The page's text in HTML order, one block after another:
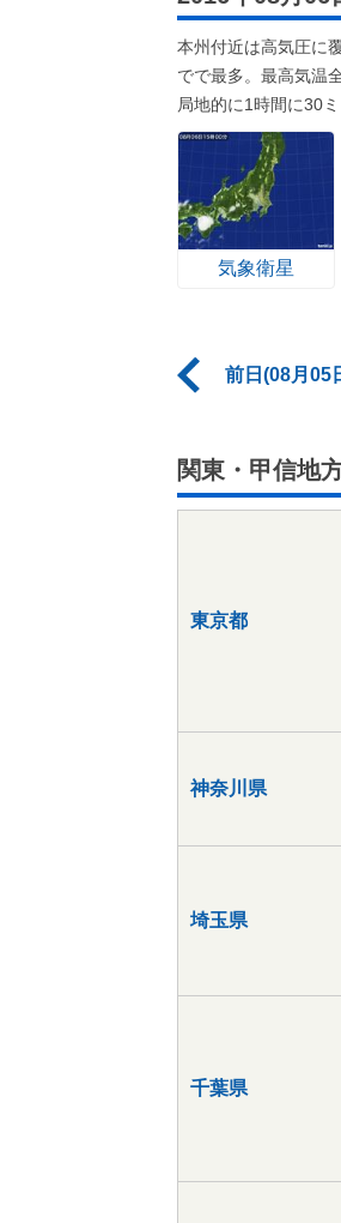
本州付近は高気圧に
でで最多。最高気温
局地的に1時間に30
気象衛星
前日(08月05
関東・甲信地
東京都
神奈川県
埼玉県
千葉県